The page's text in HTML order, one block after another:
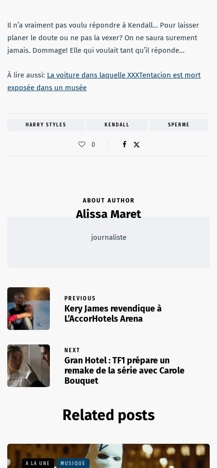
Il n’a vraiment pas voulu répondre à Kendall… Pour laisser
planer le doute ou ne pas la vexer? On ne saura surement
jamais. Dommage! Elle qui voulait tant qu’il réponde…
À lire aussi: La voiture dans laquelle XXXTentacion est mort
exposée dans un musée
HARRY STYLES KENDALL SPERME
0
ABOUT AUTHOR
Alissa Maret
journaliste
PREVIOUS
Kery James revendique à
L’AccorHotels Arena
NEXT
Gran Hotel : TF1 prépare un
remake de la série avec Carole
Bouquet
Related posts
A LA UNE MUSIQUE